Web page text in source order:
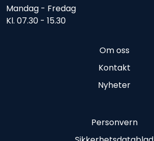
Mandag - Fredag
Kl. 07.30 - 15.30
Om oss
Kontakt
Nyheter
Personvern